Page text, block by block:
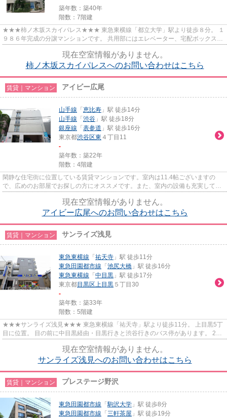
築年数：築40年
階数：7階建
★★★柿ノ木坂スカイパレス★★★ 東急東横線「都立大学」駅より徒歩８分。 １
９８６年完成の分譲マンションです。 共用部にはエレベーター、宅配ボックス完
現在空室情報がありません。
柿ノ木坂スカイパレスへのお問い合わせはこちら
賃貸｜マンション アイビー広尾
山手線 「 恵比寿 」駅 徒歩14分
山手線 「 渋谷 」駅 徒歩18分
銀座線 「 表参道 」駅 徒歩16分
東京都渋谷区東 ４丁目11
-
築年数：築22年
階数：4階建
閑静な住宅街に位置している賃貸マンションです。室内は11.4帖ございますの
で、広めのお部屋でお探しの方にオススメです。また、室内の設備も充実してお
現在空室情報がありません。
アイビー広尾へのお問い合わせはこちら
賃貸｜マンション サンライズ浅見
東急東横線 「 祐天寺 」駅 徒歩11分
東急田園都市線 「 池尻大橋 」駅 徒歩16分
東急東横線 「 中目黒 」駅 徒歩17分
東京都目黒区上目黒 ５丁目30
-
築年数：築33年
階数：5階建
★★★サンライズ浅見★★★ 東急東横線「祐天寺」駅より徒歩11分。 上目黒5丁
目に位置。 目の前に中目黒経由・目黒行きと渋谷行きのバス停があります。 24
現在空室情報がありません。
サンライズ浅見へのお問い合わせはこちら
賃貸｜マンション プレステージ野沢
東急田園都市線 「駒沢大学 」駅 徒歩8分
東急田園都市線 「 三軒茶屋 」駅 徒歩19分